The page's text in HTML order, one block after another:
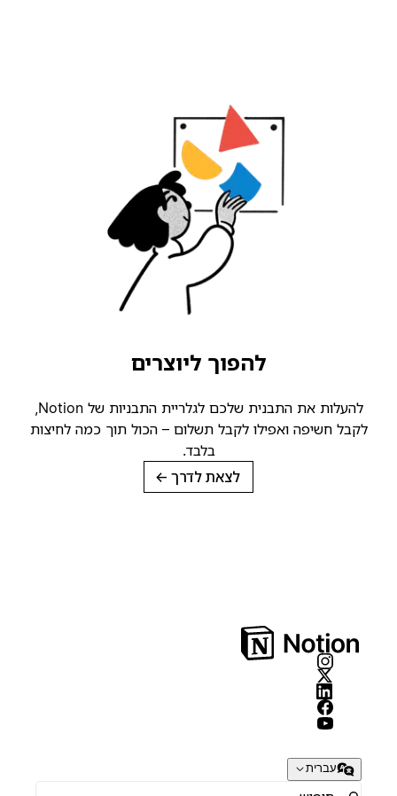
להפוך ליוצרים
להעלות את התבנית שלכם לגלריית התבניות של Notion,
לקבל חשיפה ואפילו לקבל תשלום – הכול תוך כמה לחיצות
בלבד.
לצאת לדרך→
עברית